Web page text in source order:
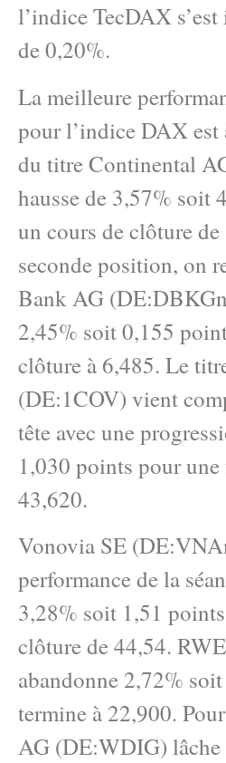
l’indice TecDAX
de 0,20%.
La meilleure
pour l’indice DAX est
du titre Continental
hausse de 3,57% soit
un cours de clôture
seconde position, on
Bank AG
2,45% soit 0,155
clôture à 6,485. Le
(DE:1COV) vient
tête avec une
1,030 points pour une
43,620.
Vonovia SE
performance de la
3,28% soit 1,51
clôture de 44,54.
abandonne 2,72%
termine à 22,900.
AG (DE:WDIG)